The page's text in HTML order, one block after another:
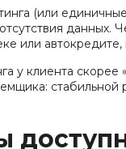
(или
данных.
или
у клиента